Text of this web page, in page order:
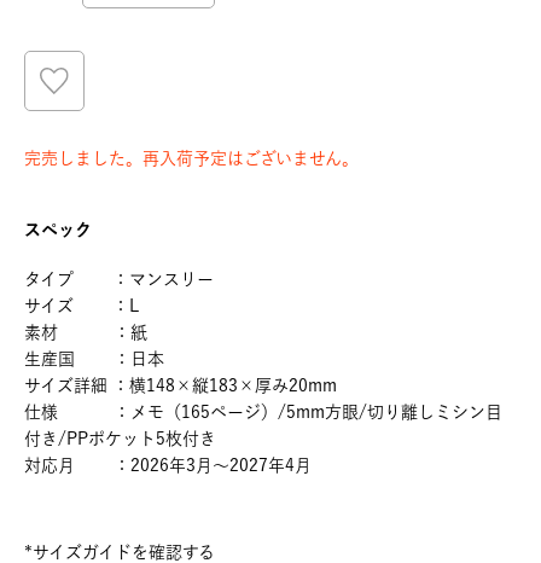
完売しました。再入荷予定はございません。
スペック
タイプ ：マンスリー
サイズ ：L
素材 ：紙
生産国 ：日本
サイズ詳細 ：横148×縦183×厚み20mm
仕様 ：メモ（165ページ）/5mm方眼/切り離しミシン目
付き/PPポケット5枚付き
対応月 ：2026年3月～2027年4月
*サイズガイドを確認する